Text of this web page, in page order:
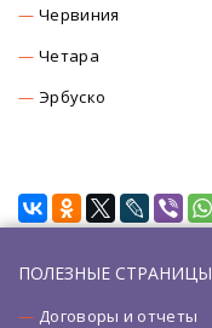
Червиния
Четара
Эрбуско
ПОЛЕЗНЫЕ СТРАНИЦЫ
Договоры и отчеты